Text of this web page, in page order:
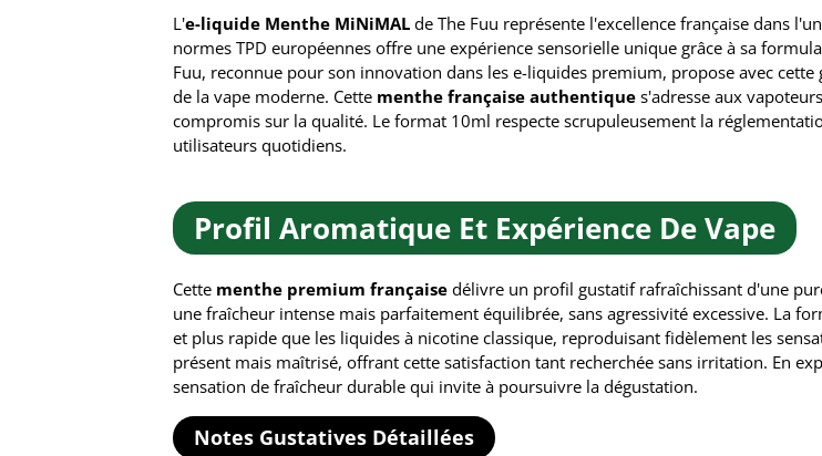
L'e-liquide Menthe MiNiMAL de The Fuu représente l'excellence française dans
normes TPD européennes offre une expérience sensorielle unique grâce à sa
Fuu, reconnue pour son innovation dans les e-liquides premium, propose avec
de la vape moderne. Cette menthe française authentique s'adresse aux
compromis sur la qualité. Le format 10ml respecte scrupuleusement la
utilisateurs quotidiens.
Profil Aromatique Et Expérience De Vape
Cette menthe premium française délivre un profil gustatif rafraîchissant d'une
une fraîcheur intense mais parfaitement équilibrée, sans agressivité excessive. La
et plus rapide que les liquides à nicotine classique, reproduisant fidèlement les
présent mais maîtrisé, offrant cette satisfaction tant recherchée sans irritation. En
sensation de fraîcheur durable qui invite à poursuivre la dégustation.
Notes Gustatives Détaillées